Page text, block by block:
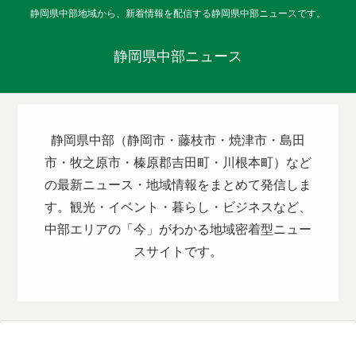
静岡県中部地域から、新着情報を配信する静岡県中部ニュースです。
静岡県中部ニュース
静岡県中部（静岡市・藤枝市・焼津市・島田
市・牧之原市・榛原郡吉田町・川根本町）など
の最新ニュース・地域情報をまとめて発信しま
す。観光・イベント・暮らし・ビジネスなど、
中部エリアの「今」がわかる地域密着型ニュー
スサイトです。